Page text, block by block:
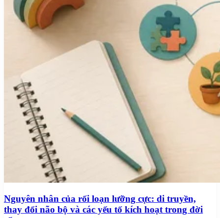
Nguyên nhân của rối loạn lưỡng cực: di truyền,
thay đổi não bộ và các yếu tố kích hoạt trong đời